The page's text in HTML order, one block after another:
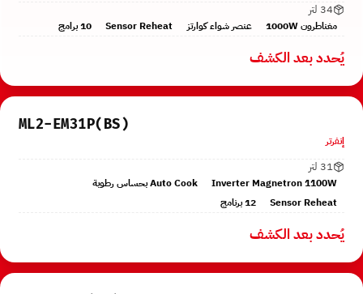
34 لتر
مغناطرون 1000W عنصر شواء كوارتز Sensor Reheat 10 برامج
يُحدد بعد الكشف
ML2-EM31P(BS)
إنفرتر
31 لتر
Inverter Magnetron 1100W
Auto Cook بحساس رطوبة
Sensor Reheat
12 برنامج
يُحدد بعد الكشف